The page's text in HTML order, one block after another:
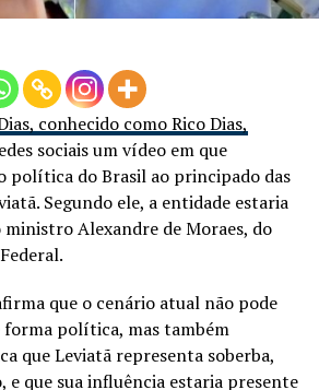
conhecido como Rico Dias,
sociais um vídeo em que
política do Brasil ao principado das
Segundo ele, a entidade estaria
ministro Alexandre de Moraes, do
que o cenário atual não pode
forma política, mas também
que Leviatã representa soberba,
e que sua influência estaria presente